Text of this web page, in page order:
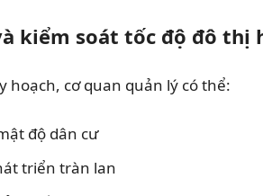
kiểm soát tốc độ đô thị
hoạch, cơ quan quản lý có thể:
độ dân cư
triển tràn lan